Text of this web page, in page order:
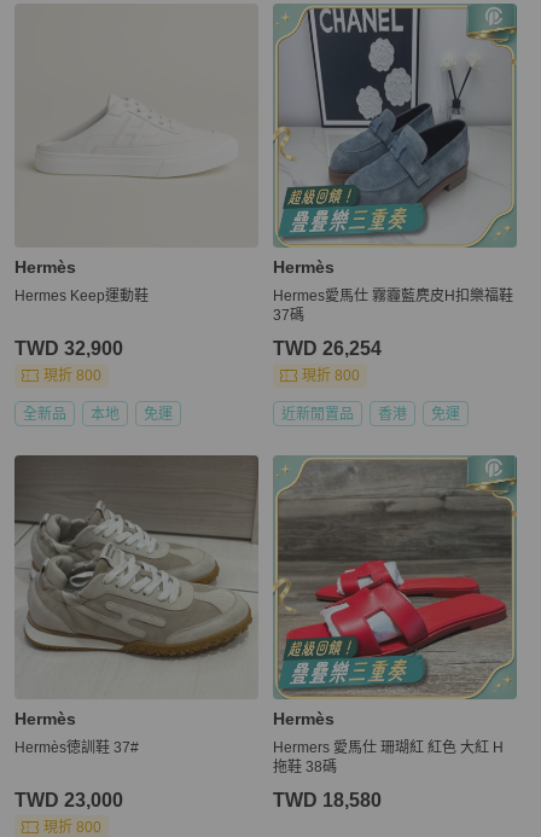
Hermès
Hermes Keep運動鞋
TWD 32,900
現折 800
全新品 本地 免運
Hermès
Hermes愛馬仕 霧霾藍麂皮H扣樂福鞋
37碼
TWD 26,254
現折 800
近新閒置品 香港 免運
Hermès
Hermès徳訓鞋 37#
TWD 23,000
現折 800
Hermès
Hermers 愛馬仕 珊瑚紅 紅色 大紅 H
拖鞋 38碼
TWD 18,580